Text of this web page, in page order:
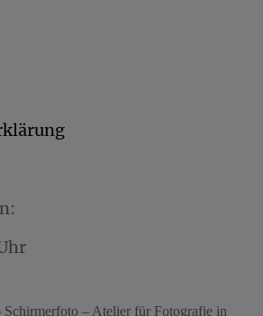
Schirmerfoto – Atelier für Fotografie in